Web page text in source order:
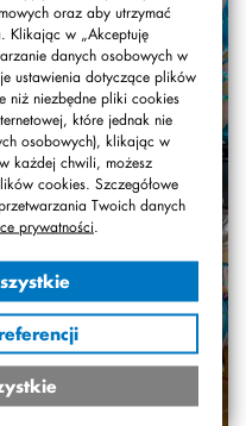
oraz aby utrzymać
Klikając w „Akceptuję
danych osobowych w
ustawienia dotyczące plików
niż niezbędne pliki cookies
które jednak nie
osobowych), klikając w
każdej chwili, możesz
cookies. Szczegółowe
Twoich danych
prywatności